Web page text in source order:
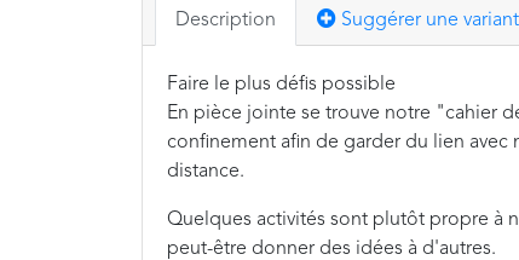
Description Suggérer une
Faire le plus défis possible
En pièce jointe se trouve notre "cahier
confinement afin de garder du lien
distance.
Quelques activités sont plutôt propre à
peut-être donner des idées à d'autres.